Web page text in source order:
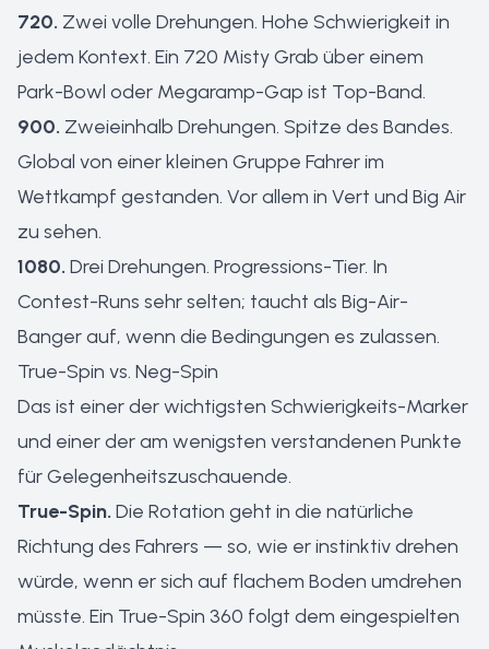
720. Zwei volle Drehungen. Hohe Schwierigkeit in
jedem Kontext. Ein 720 Misty Grab über einem
Park-Bowl oder Megaramp-Gap ist Top-Band.
900. Zweieinhalb Drehungen. Spitze des Bandes.
Global von einer kleinen Gruppe Fahrer im
Wettkampf gestanden. Vor allem in Vert und Big Air
zu sehen.
1080. Drei Drehungen. Progressions-Tier. In
Contest-Runs sehr selten; taucht als Big-Air-
Banger auf, wenn die Bedingungen es zulassen.
True-Spin vs. Neg-Spin
Das ist einer der wichtigsten Schwierigkeits-Marker
und einer der am wenigsten verstandenen Punkte
für Gelegenheitszuschauende.
True-Spin. Die Rotation geht in die natürliche
Richtung des Fahrers — so, wie er instinktiv drehen
würde, wenn er sich auf flachem Boden umdrehen
müsste. Ein True-Spin 360 folgt dem eingespielten